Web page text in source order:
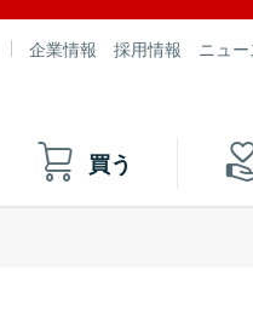
企業情報 採用情報 ニュ
買う